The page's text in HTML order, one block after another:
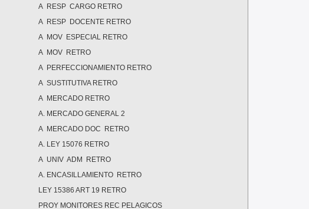
A RESP CARGO RETRO
A RESP DOCENTE RETRO
A MOV ESPECIAL RETRO
A MOV RETRO
A PERFECCIONAMIENTO RETRO
A SUSTITUTIVA RETRO
A MERCADO RETRO
A. MERCADO GENERAL 2
A MERCADO DOC RETRO
A. LEY 15076 RETRO
A UNIV ADM RETRO
A. ENCASILLAMIENTO RETRO
LEY 15386 ART 19 RETRO
PROY MONITORES REC PELAGICOS